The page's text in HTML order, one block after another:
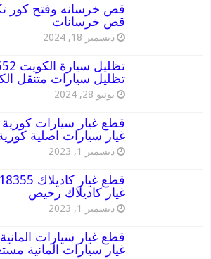
قص خرسانات
ديسمبر 18, 2024
تظليل سيارات متنقل
يونيو 28, 2024
غيار سيارات اصلية
ديسمبر 1, 2023
غيار كاديلاك رخيص
ديسمبر 1, 2023
غيار سيارات المانية